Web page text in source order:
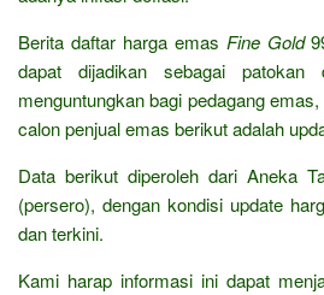
Berita daftar harga emas Fine Gold
dapat dijadikan sebagai patokan
menguntungkan bagi pedagang
calon penjual emas berikut adalah
Data berikut diperoleh dari Aneka
(persero), dengan kondisi update
dan terkini.
Kami harap informasi ini dapat